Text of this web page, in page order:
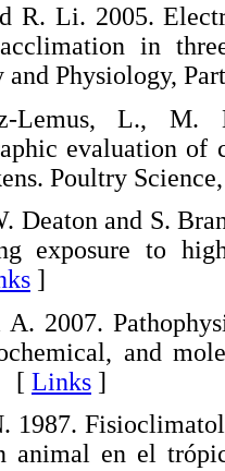
R. Li. 2005.
in
and Physiology,
Lemus, L., M.
evaluation
Poultry
Deaton and S.
exposure to
]
A. 2007.
and
[ Links ]
1987.
animal en el